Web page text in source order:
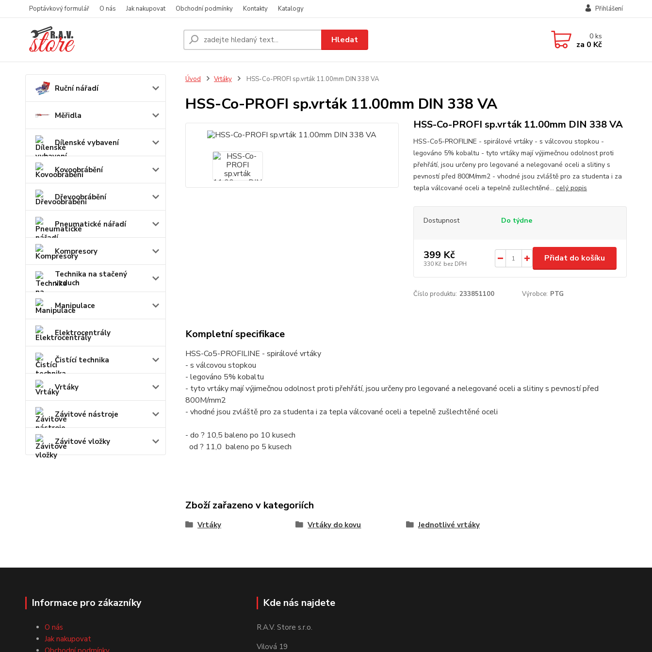
Poptávkový formulář O nás Jak nakupovat Obchodní podmínky Kontakty Katalogy Přihlášení
Hledat 0ks
za 0 Kč
Ruční nářadí
Měřidla
Dílenské vybavení
Kovoobrábění
Dřevoobrábění
Pneumatické nářadí
Kompresory
Technika na stačený
vzduch
Manipulace
Elektrocentrály
Čistící technika
Vrtáky
Závitové nástroje
Závitové vložky
Úvod Vrtáky HSS-Co-PROFI sp.vrták 11.00mm DIN 338 VA
HSS-Co-PROFI sp.vrták 11.00mm DIN 338 VA
HSS-Co-PROFI sp.vrták 11.00mm DIN 338 VA
HSS-Co5-PROFILINE - spirálové vrtáky - s válcovou stopkou -
legováno 5% kobaltu - tyto vrtáky mají výjimečnou odolnost proti
přehřátí, jsou určeny pro legované a nelegované oceli a slitiny s
pevností před 800M/mm2 - vhodné jsou zvláště pro za studenta i za
tepla válcované oceli a tepelně zušlechtěné... celý popis
Dostupnost Do týdne
399 Kč
330 Kč bez DPH
Přidat do košíku
Číslo produktu: 233851100 Výrobce: PTG
Kompletní specifikace
HSS-Co5-PROFILINE - spirálové vrtáky
- s válcovou stopkou
- legováno 5% kobaltu
- tyto vrtáky mají výjimečnou odolnost proti přehřátí, jsou určeny pro legované a nelegované oceli a slitiny s pevností před
800M/mm2
- vhodné jsou zvláště pro za studenta i za tepla válcované oceli a tepelně zušlechtěné oceli
- do ? 10,5 baleno po 10 kusech
od ? 11,0 baleno po 5 kusech
Zboží zařazeno v kategoriích
Vrtáky Vrtáky do kovu Jednotlivé vrtáky
Informace pro zákazníky
O nás
Jak nakupovat
Kde nás najdete
R.A.V. Store s.r.o.
Vilová 19